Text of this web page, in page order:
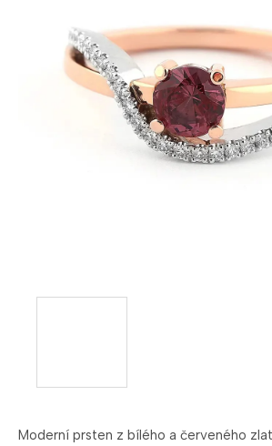
Moderní prsten z bílého a červeného